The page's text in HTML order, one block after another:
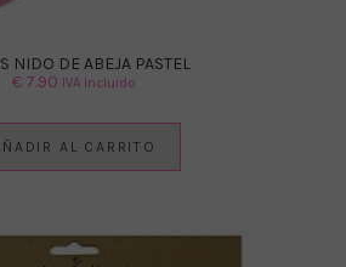
NIDO DE ABEJA PASTEL
€ 7.90 IVA Incluido
AL CARRITO